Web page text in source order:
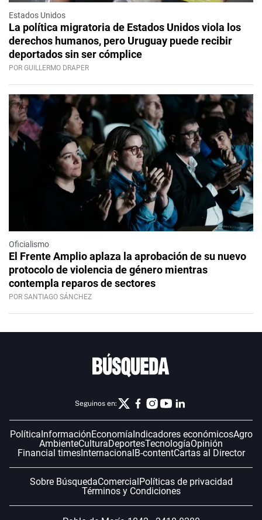
Estados Unidos
La política migratoria de Estados Unidos viola los
derechos humanos, pero Uruguay puede recibir
deportados sin ser cómplice
POR GUILLERMO DRAPER
Oficialismo
El Frente Amplio aplaza la aprobación de su nuevo
protocolo de violencia de género mientras
contempla reparos de sectores
POR SANTIAGO SÁNCHEZ
Seguinos en:
Política InformaciónEconomía Indicadores económicosAgro
AmbienteCulturaDeportesTecnologíaOpinión
Financial timesInternacional B-contentCartas al Director
Sobre BúsquedaComercial Políticas de privacidad
Términos y Condiciones